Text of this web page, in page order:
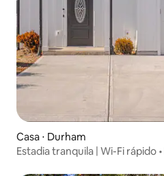
Casa ⋅ Durham
Estadia tranquila | Wi-Fi rápido